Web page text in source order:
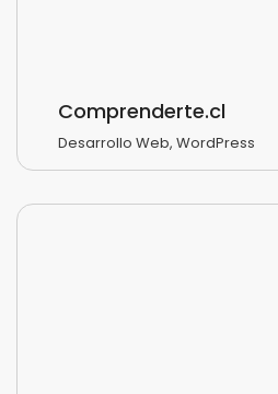
Comprenderte.cl
Desarrollo Web, WordPress